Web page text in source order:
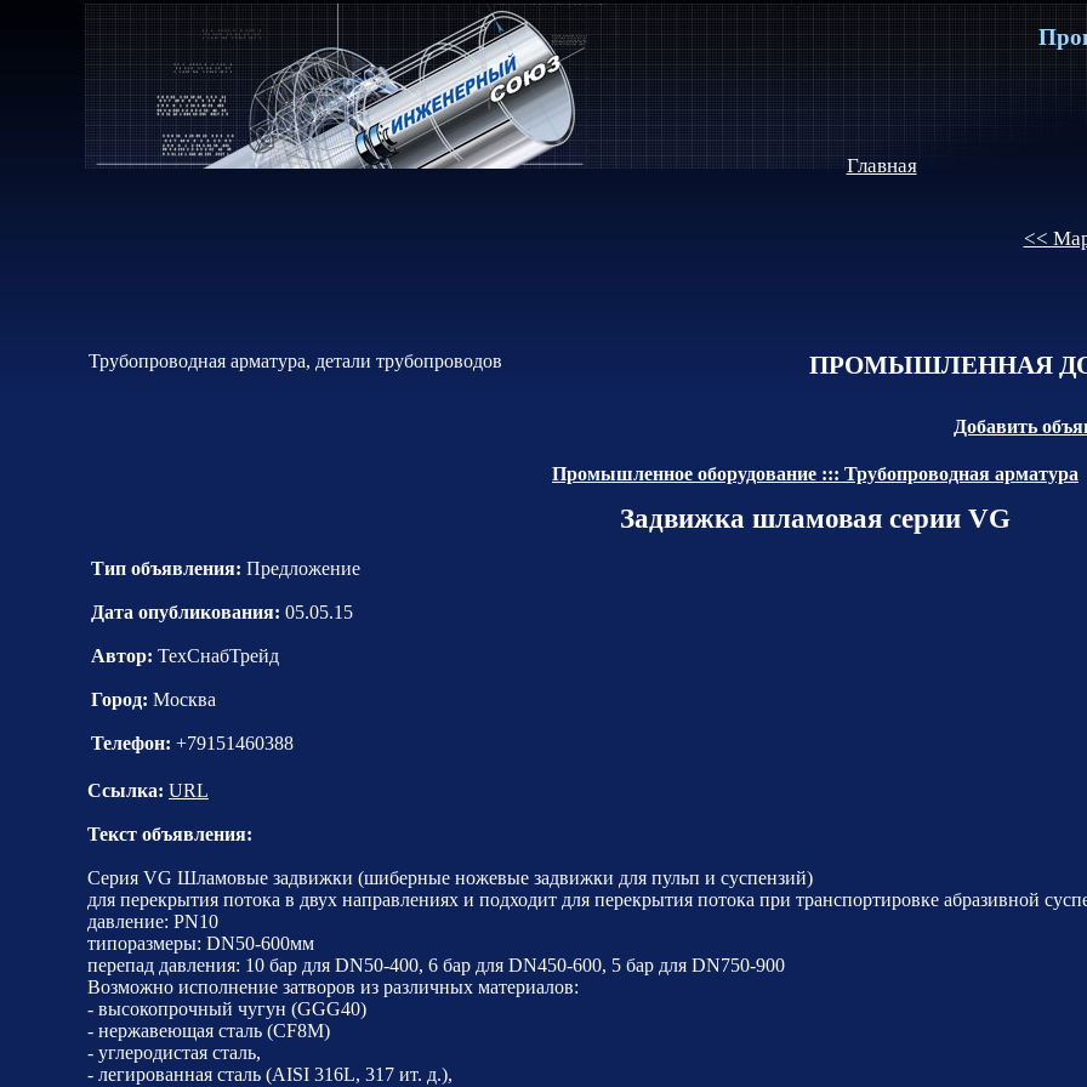
Трубопроводная арматура, детали трубопроводов
Главная
<<
ПРОМЫШЛЕННАЯ
Добавить
Промышленное оборудование ::: Трубопроводная арматура
Задвижка шламовая серии VG
Тип объявления: Предложение
Дата опубликования: 05.05.15
Автор: ТехСнабТрейд
Город: Москва
Телефон: +79151460388
Ссылка: URL
Текст объявления:
Серия VG Шламовые задвижки (шиберные ножевые задвижки для пульп и суспензий)
для перекрытия потока в двух направлениях и подходит для перекрытия потока при транспортировке абразивной
давление: PN10
типоразмеры: DN50-600мм
перепад давления: 10 бар для DN50-400, 6 бар для DN450-600, 5 бар для DN750-900
Возможно исполнение затворов из различных материалов:
- высокопрочный чугун (GGG40)
- нержавеющая сталь (CF8M)
- углеродистая сталь,
- легированная сталь (AISI 316L, 317 ит. д.),